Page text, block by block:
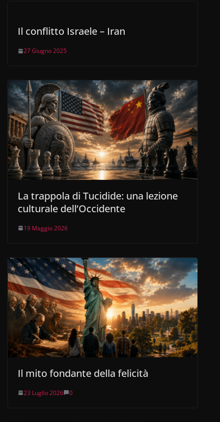
Il conflitto Israele – Iran
27 Giugno 2025
La trappola di Tucidide: una lezione
culturale dell’Occidente
19 Maggio 2026
Il mito fondante della felicità
23 Luglio 2026 0